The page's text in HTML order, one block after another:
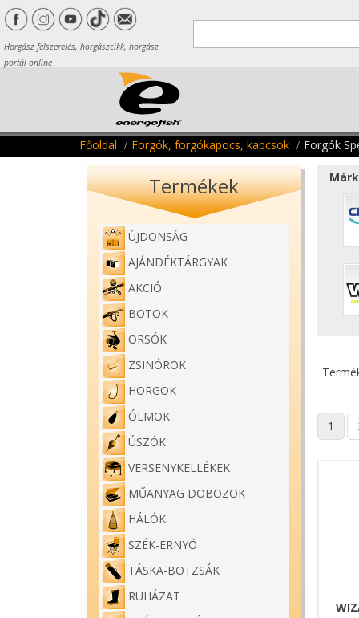
Horgász felszerelés, horgászcikk, horgász
portál online
Főoldal Forgók, forgókapocs, kapcsok Forgók
Termékek
ÚJDONSÁG
AJÁNDÉKTÁRGYAK
AKCIÓ
BOTOK
ORSÓK
ZSINÓROK
HORGOK
ÓLMOK
ÚSZÓK
VERSENYKELLÉKEK
MŰANYAG DOBOZOK
HÁLÓK
SZÉK-ERNYŐ
TÁSKA-BOTZSÁK
RUHÁZAT
1